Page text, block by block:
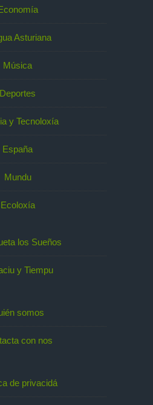
Asturiana
Música
Deportes
y Tecnoloxía
España
Mundu
Ecoloxía
los Sueños
y Tiempu
somos
con nos
de privacidá